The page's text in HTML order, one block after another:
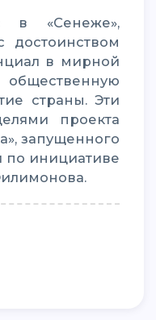
достоинством
в мирной
страны. Эти
проекта
запущенного
по инициативе